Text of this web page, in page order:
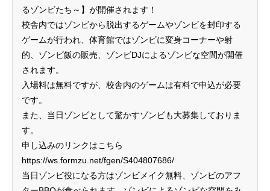
るゾンビたち～】が開催されます！
校舎内ではゾンビから脱出するゲームやゾンビを封印する
ゲームが行われ、体育館ではゾンビに変身コーナーや射
的、ゾンビ飯の販売、ゾンビDJによるゾンビな空間が開催
されます。
入場料は無料ですが、校舎内のゲームは有料で申込が必要
です。
また、当日ゾンビとして驚かすゾンビも大募集しておりま
す。
申し込みのリンクはこちら
https://ws.formzu.net/fgen/S404807686/
当日ゾンビ役になる方はゾンビメイク無料、ゾンビのアフ